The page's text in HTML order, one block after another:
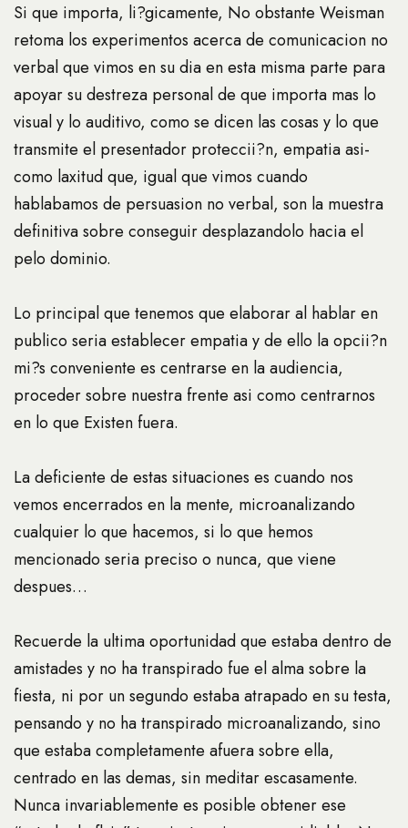
Si que importa, li?gicamente, No obstante Weisman
retoma los experimentos acerca de comunicacion no
verbal que vimos en su dia en esta misma parte para
apoyar su destreza personal de que importa mas lo
visual y lo auditivo, como se dicen las cosas y lo que
transmite el presentador proteccii?n, empatia asi­
como laxitud que, igual que vimos cuando
hablabamos de persuasion no verbal, son la muestra
definitiva sobre conseguir desplazandolo hacia el
pelo dominio.
Lo principal que tenemos que elaborar al hablar en
publico seri­a establecer empatia y de ello la opcii?n
mi?s conveniente es centrarse en la audiencia,
proceder sobre nuestra frente asi­ como centrarnos
en lo que Existen fuera.
La deficiente de estas situaciones es cuando nos
vemos encerrados en la mente, microanalizando
cualquier lo que hacemos, si lo que hemos
mencionado seri­a preciso o nunca, que viene
despues…
Recuerde la ultima oportunidad que estaba dentro de
amistades y no ha transpirado fue el alma sobre la
fiesta, ni por un segundo estaba atrapado en su testa,
pensando y no ha transpirado microanalizando, sino
que estaba completamente afuera sobre ella,
centrado en las demas, sin meditar escasamente.
Nunca invariablemente es posible obtener ese